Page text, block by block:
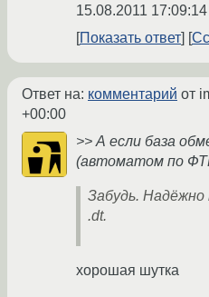
15.08.2011
Показать ответ
Ответ на: комментарий от
+00:00
>> А если база
(автоматом по
Забудь. Надёжно
.dt.
хорошая шутка